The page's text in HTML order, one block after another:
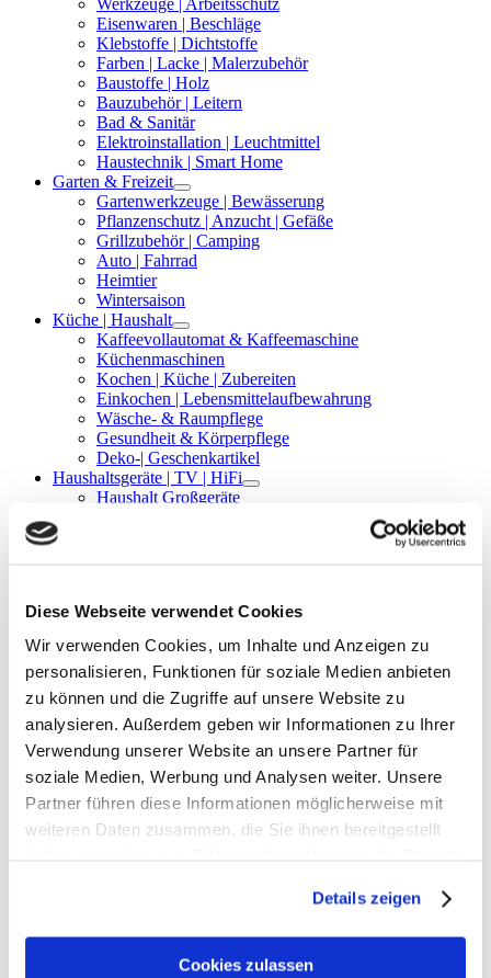
Diese Webseite verwendet Cookies
Wir verwenden Cookies, um Inhalte und Anzeigen zu
personalisieren, Funktionen für soziale Medien anbieten
zu können und die Zugriffe auf unsere Website zu
analysieren. Außerdem geben wir Informationen zu Ihrer
Verwendung unserer Website an unsere Partner für
soziale Medien, Werbung und Analysen weiter. Unsere
Partner führen diese Informationen möglicherweise mit
weiteren Daten zusammen, die Sie ihnen bereitgestellt
Details zeigen
Cookies zulassen
Werkzeuge | Arbeitsschutz
Eisenwaren | Beschläge
Klebstoffe | Dichtstoffe
Farben | Lacke | Malerzubehör
Baustoffe | Holz
Bauzubehör | Leitern
Bad & Sanitär
Elektroinstallation | Leuchtmittel
Haustechnik | Smart Home
Garten & Freizeit
Gartenwerkzeuge | Bewässerung
Pflanzenschutz | Anzucht | Gefäße
Grillzubehör | Camping
Auto | Fahrrad
Heimtier
Wintersaison
Küche | Haushalt
Kaffeevollautomat & Kaffeemaschine
Küchenmaschinen
Kochen | Küche | Zubereiten
Einkochen | Lebensmittelaufbewahrung
Wäsche- & Raumpflege
Gesundheit & Körperpflege
Deko-| Geschenkartikel
Haushaltsgeräte | TV | HiFi
Haushalt Großgeräte
Service
Gutscheine
Reparatur & Wartung Kaffeemaschinen
Schlüsseldienst
Bestellservice Rollos | Lamellenvorhänge
Verleih Polster- & Hochdruckreiniger
Grillgas | Propangas
Reparaturservice
Schärfdienst
Änderungsschneiderei | Reinigungsannahme
Haustechnik | Smart Home
Haustechnik und Smart Home von
TechniSat